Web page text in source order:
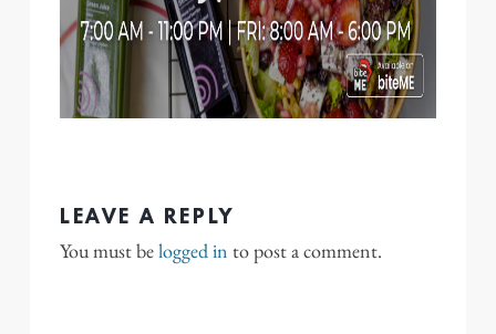
LEAVE A REPLY
You must belogged in to post a comment.